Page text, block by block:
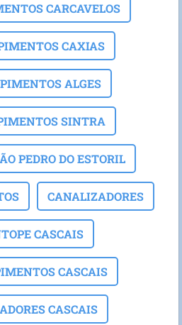
CARCAVELOS
CAXIAS
ALGES
SINTRA
PEDRO DO ESTORIL
CANALIZADORES
CASCAIS
CASCAIS
CASCAIS